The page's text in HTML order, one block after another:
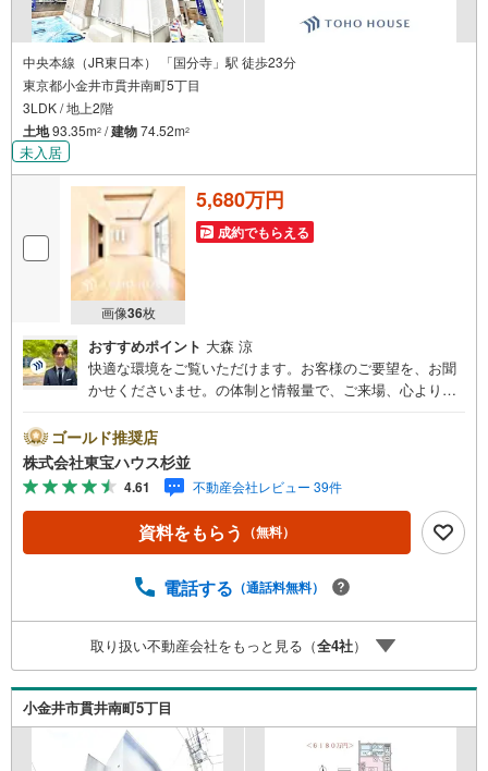
中央本線（JR東日本） 「国分寺」駅 徒歩23分
東京都小金井市貫井南町5丁目
3LDK / 地上2階
土地93.35m2 /建物74.52m2
未入居
画像36枚
5,680万円
成約でもらえる
おすすめポイント 大森 涼
快適な環境をご覧いただけます。お客様のご要望を、お聞
かせくださいませ。の体制と情報量で、ご来場、心よりお
「未来カレンダー」のご提案。・ 未来に起こるであろうご
自宅リフォームをオンライン上でご提案「ミラカレクラ
ブ」。・ 不動産売却時、ご自宅を綺麗にかつ瀟洒にさせる
CG加工ホームステイジングサービス。・ 購入者様へ、税
理士による確定申告の無料セミナーをご招待いたします。
◆ご予約に際して◆日時のご希望をお伝えください。（も
（居住中物件）の手配が必要な場合がございますのでご容
案内が可能となりますのでお手数ですがご一報ください。
◆物件のご案内は◆弊社へのご来社、お客様宅へのお迎
え・最寄駅での待ち合わせ、物件周辺のコンビニ等でお待
ち合わせなど、ご希望をお伝えください。ご希望条件をお
伝え頂けましたら、ご見学希望物件以外の資料も用意して
参ります。もちろん他の物件も併せてご案内させていただ
きます。
ゴールド推奨店
株式会社東宝ハウス杉並
4.61 不動産会社レビュー 39件
資料をもらう （無料）
電話する （通話料無料）
取り扱い不動産会社をもっと見る（全4社）
小金井市貫井南町5丁目